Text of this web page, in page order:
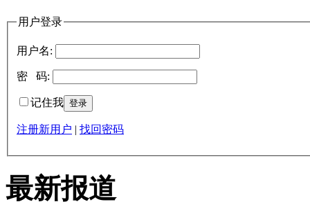
用户登录
用户名:
密 码:
记住我
注册新用户 找回密码
最新报道